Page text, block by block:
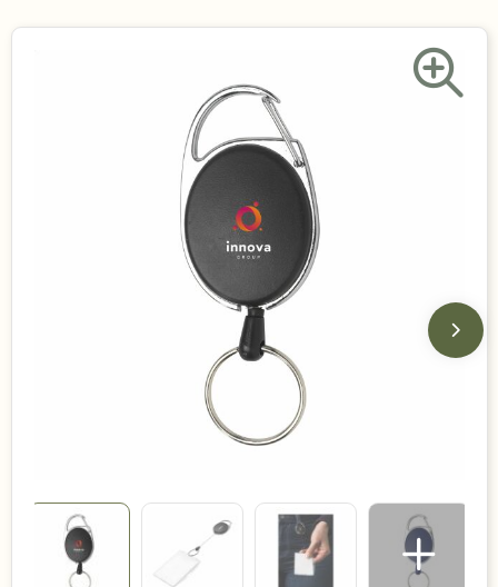
Kantoorartikelen
Duurzame keuzes
Made in Europe